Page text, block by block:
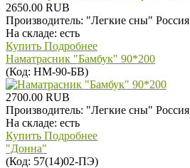
2650.00 RUB
Производитель: "Легкие сны" Россия
На складе: есть
Купить Подробнее
Наматрасник "Бамбук" 90*200
(Код: НМ-90-БВ)
2700.00 RUB
Производитель: "Легкие сны" Россия
На складе: есть
Купить Подробнее
"Донна"
(Код: 57(14)02-ПЭ)